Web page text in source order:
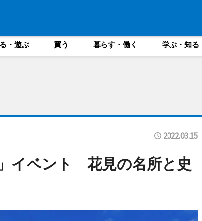
・遊ぶ 買う 暮らす・働く 学ぶ・知る
2022.03.15
イベント 花見の名所と史